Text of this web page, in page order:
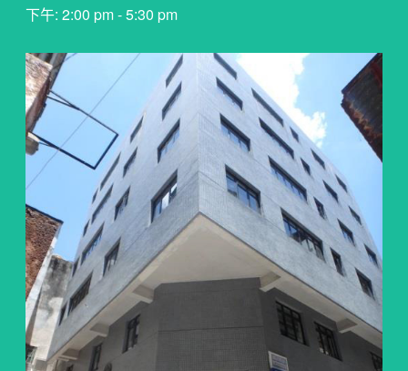
下午: 2:00 pm - 5:30 pm